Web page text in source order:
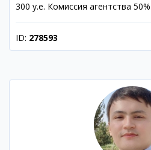
300 у.е. Комиссия агентства 50%.
ID: 278593